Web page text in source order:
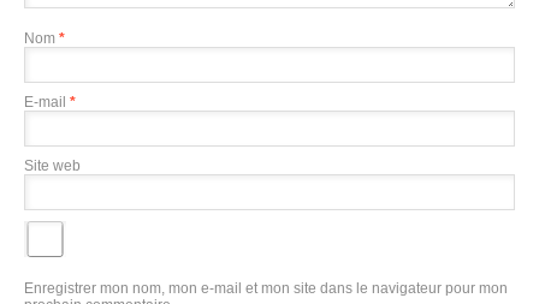
Nom *
E-mail *
Site web
Enregistrer mon nom, mon e-mail et mon site dans le navigateur pour mon